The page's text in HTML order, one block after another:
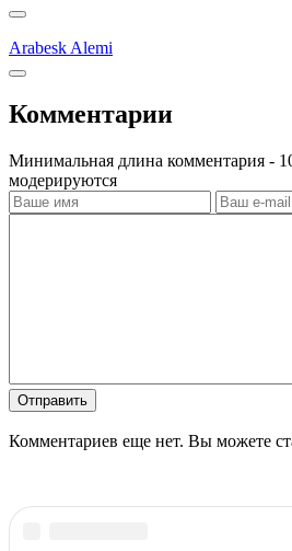
Arabesk Alemi
Комментарии
Минимальная длина комментария -
модерируются
Отправить
Комментариев еще нет. Вы можете